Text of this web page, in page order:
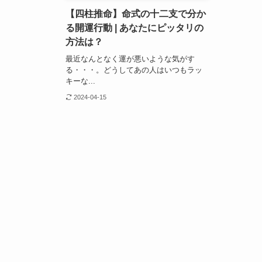
【四柱推命】命式の十二支で分か
る開運行動 | あなたにピッタリの
方法は？
最近なんとなく運が悪いような気がす
る・・・。どうしてあの人はいつもラッ
キーな...
2024-04-15